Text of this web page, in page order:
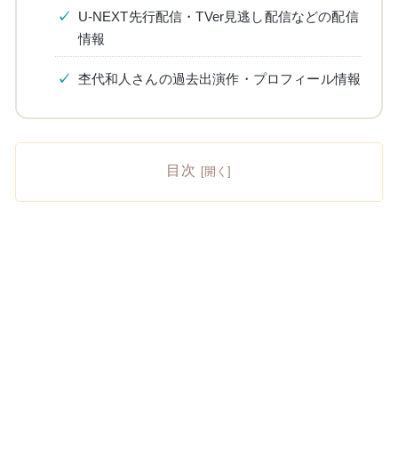
U-NEXT先行配信・TVer見逃し配信などの配信
情報
杢代和人さんの過去出演作・プロフィール情報
目次